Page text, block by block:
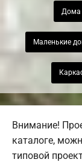
Дома
Маленькие
Внимание!
каталоге,
типовой